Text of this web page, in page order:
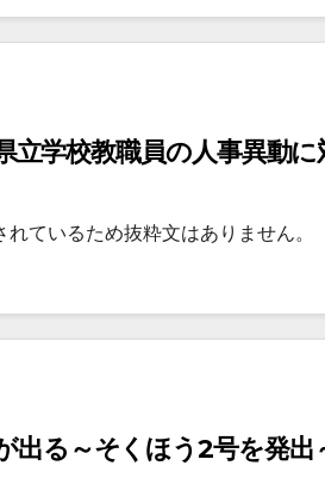
立学校教職員の人事異動
ているため抜粋文はありません。
出る～そくほう2号を発出